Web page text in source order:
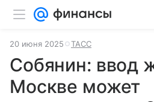
20 июня 2025 ТАСС
Собянин: ввод
Москве может